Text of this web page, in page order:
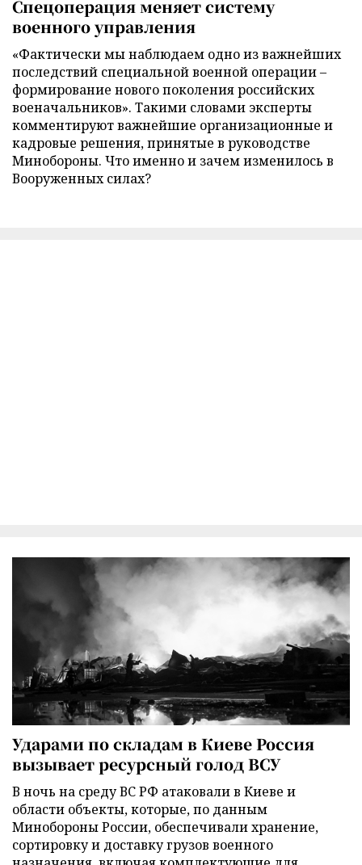
Спецоперация меняет систему
военного управления
«Фактически мы наблюдаем одно из важнейших
последствий специальной военной операции –
формирование нового поколения российских
военачальников». Такими словами эксперты
комментируют важнейшие организационные и
кадровые решения, принятые в руководстве
Минобороны. Что именно и зачем изменилось в
Вооруженных силах?
Ударами по складам в Киеве Россия
вызывает ресурсный голод ВСУ
В ночь на среду ВС РФ атаковали в Киеве и
области объекты, которые, по данным
Минобороны России, обеспечивали хранение,
сортировку и доставку грузов военного